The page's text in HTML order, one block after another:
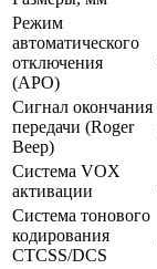
Режим
автоматического
отключения
(АРО)
Сигнал окончания
передачи (Roger
Beep)
Система VOX
активации
Система тонового
кодирования
CTCSS/DCS